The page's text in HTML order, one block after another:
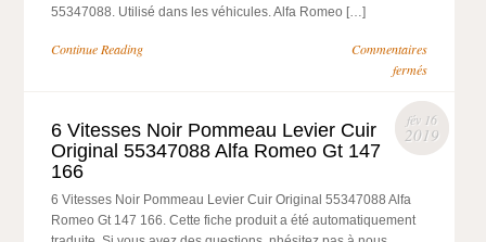
55347088. Utilisé dans les véhicules. Alfa Romeo […]
Continue Reading
Commentaires
fermés
fév 16
2019
6 Vitesses Noir Pommeau Levier Cuir
Original 55347088 Alfa Romeo Gt 147
166
6 Vitesses Noir Pommeau Levier Cuir Original 55347088 Alfa
Romeo Gt 147 166. Cette fiche produit a été automatiquement